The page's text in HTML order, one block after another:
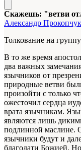
Скажешь: "ветви
Александр
Толкование на
В то же время
два важных
язычников от
природные ветви
произойти с только
ожесточил сердца
врата язычникам.
являются лишь
подлинной маслине.
язычники будут и
благодати Божией.